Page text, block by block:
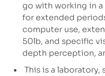
go with working in
for extended
computer use,
50lb, and specific
depth perception,
This is a